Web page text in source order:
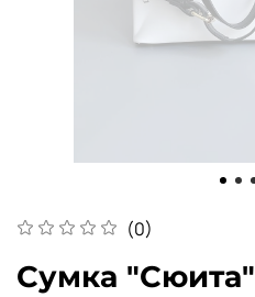
(0)
Сумка "Сюита"